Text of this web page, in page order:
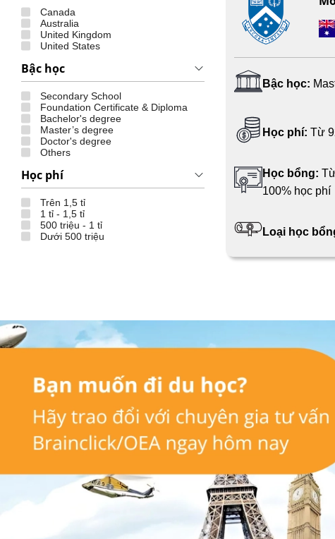
Canada
Australia
United Kingdom
United States
Bậc học
Secondary School
Foundation Certificate & Diploma
Bachelor's degree
Master’s degree
Doctor's degree
Others
Học phí
Trên 1,5 tỉ
1 tỉ - 1,5 tỉ
500 triệu - 1 tỉ
Dưới 500 triệu
Bậc học:
Học phí: Từ
Học bổng:
100% học phí
Loại học